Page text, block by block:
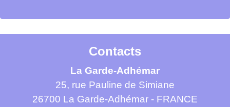
Contacts
La Garde-Adhémar
25, rue Pauline de Simiane
26700 La Garde-Adhémar - FRANCE